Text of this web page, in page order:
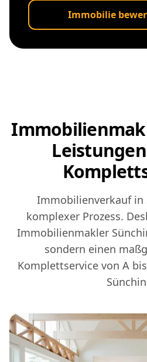
Immobilie
Immobilienverkauf in
komplexer Prozess.
Immobilienmakler
sondern einen
Komplettservice von A